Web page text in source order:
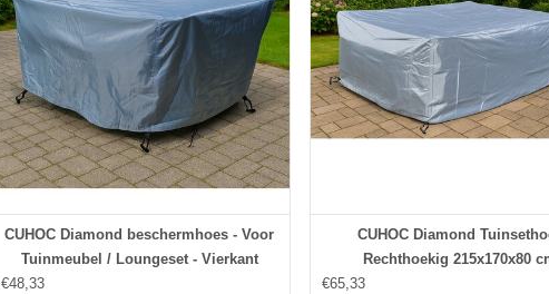
CUHOC Diamond beschermhoes - Voor
Tuinmeubel / Loungeset - Vierkant
€48,33
CUHOC Diamond
Rechthoekig 215x170x80
€65,33